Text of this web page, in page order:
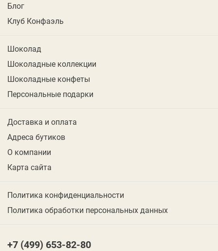
Блог
Клуб Конфаэль
Шоколад
Шоколадные коллекции
Шоколадные конфеты
Персональные подарки
Доставка и оплата
Адреса бутиков
О компании
Карта сайта
Политика конфиденциальности
Политика обработки персональных данных
+7 (499) 653-82-80